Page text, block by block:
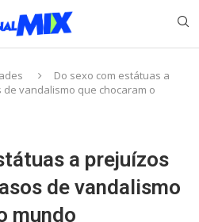
Do sexo com estátuas a
vandalismo que chocaram o
a prejuízos
de vandalismo
mundo